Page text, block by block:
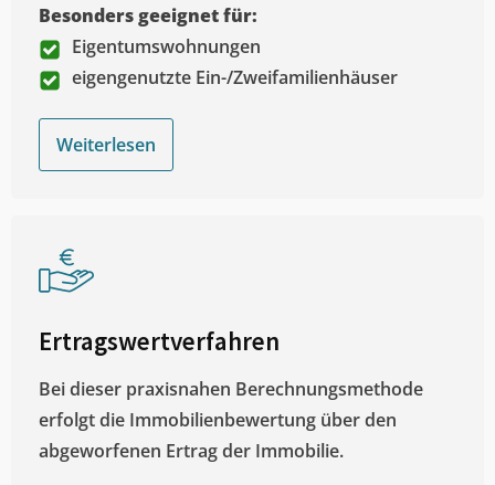
Besonders geeignet für:
Eigentumswohnungen
eigengenutzte Ein-/Zweifamilienhäuser
Weiterlesen
Ertragswertverfahren
Bei dieser praxisnahen Berechnungsmethode
erfolgt die Immobilienbewertung über den
abgeworfenen Ertrag der Immobilie.